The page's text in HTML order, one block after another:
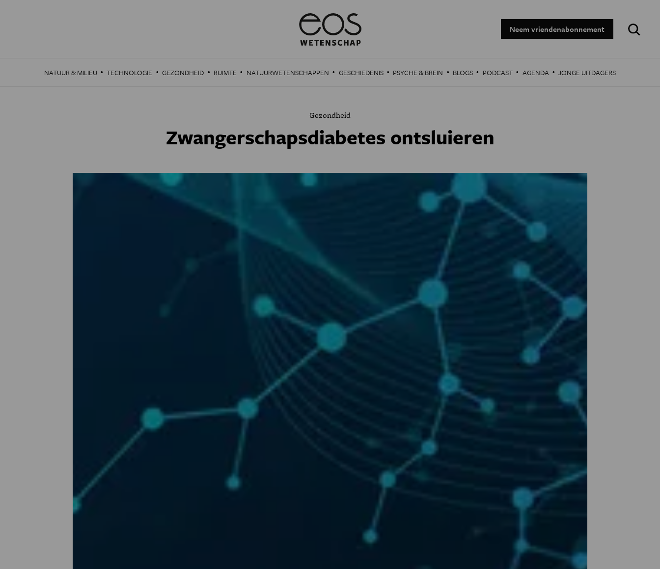
Neem vriendenabonnement
Zoeken:
NATUUR & MILIEU · TECHNOLOGIE · GEZONDHEID · RUIMTE · NATUURWETENSCHAPPEN · GESCHIEDENIS · PSYCHE & BREIN · BLOGS · PODCAST · AGENDA · JONGE UITDAGERS
Gezondheid
Zwangerschapsdiabetes ontsluieren